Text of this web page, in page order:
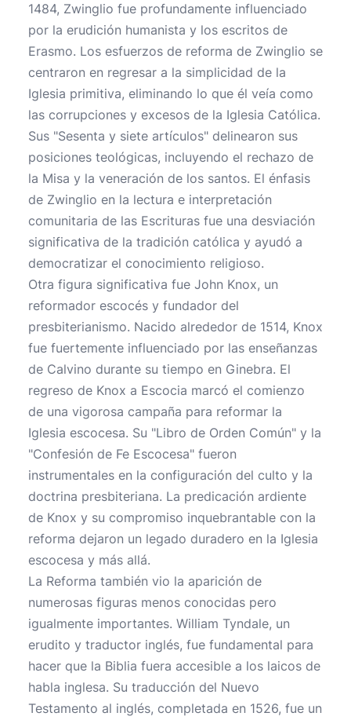
1484, Zwinglio fue profundamente influenciado
por la erudición humanista y los escritos de
Erasmo. Los esfuerzos de reforma de Zwinglio se
centraron en regresar a la simplicidad de la
Iglesia primitiva, eliminando lo que él veía como
las corrupciones y excesos de la Iglesia Católica.
Sus "Sesenta y siete artículos" delinearon sus
posiciones teológicas, incluyendo el rechazo de
la Misa y la veneración de los santos. El énfasis
de Zwinglio en la lectura e interpretación
comunitaria de las Escrituras fue una desviación
significativa de la tradición católica y ayudó a
democratizar el conocimiento religioso.
Otra figura significativa fue John Knox, un
reformador escocés y fundador del
presbiterianismo. Nacido alrededor de 1514, Knox
fue fuertemente influenciado por las enseñanzas
de Calvino durante su tiempo en Ginebra. El
regreso de Knox a Escocia marcó el comienzo
de una vigorosa campaña para reformar la
Iglesia escocesa. Su "Libro de Orden Común" y la
"Confesión de Fe Escocesa" fueron
instrumentales en la configuración del culto y la
doctrina presbiteriana. La predicación ardiente
de Knox y su compromiso inquebrantable con la
reforma dejaron un legado duradero en la Iglesia
escocesa y más allá.
La Reforma también vio la aparición de
numerosas figuras menos conocidas pero
igualmente importantes. William Tyndale, un
erudito y traductor inglés, fue fundamental para
hacer que la Biblia fuera accesible a los laicos de
habla inglesa. Su traducción del Nuevo
Testamento al inglés, completada en 1526, fue un